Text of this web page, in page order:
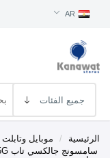
AR
الرئيسية / موبايل وتابلت